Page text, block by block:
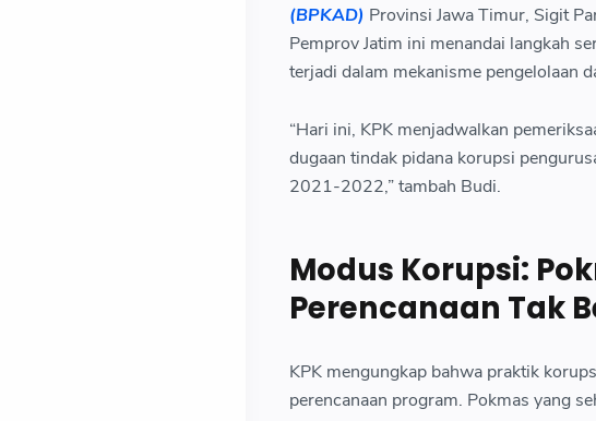
(BPKAD) Provinsi Jawa Timur, Sigit
Pemprov Jatim ini menandai langkah
terjadi dalam mekanisme pengelolaan
“Hari ini, KPK menjadwalkan
dugaan tindak pidana korupsi
2021-2022,” tambah Budi.
Modus Korupsi:
Perencanaan Tak
KPK mengungkap bahwa praktik
perencanaan program. Pokmas yang